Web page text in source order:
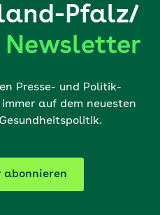
Pfalz/
Newsletter
Presse- und Politik-
auf dem neuesten
abonnieren